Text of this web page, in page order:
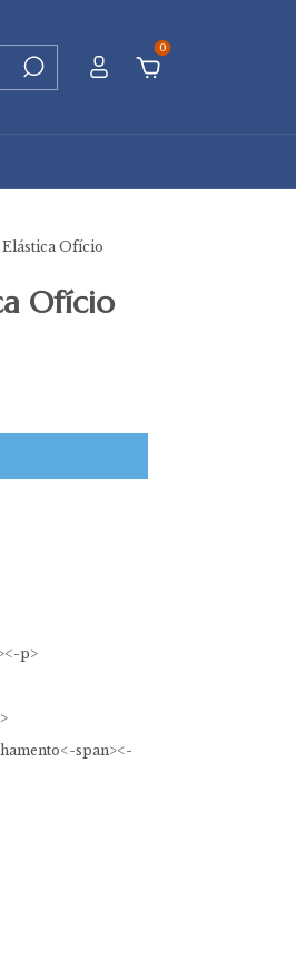
0
Elástica Ofício
Ofício
p>
span><-